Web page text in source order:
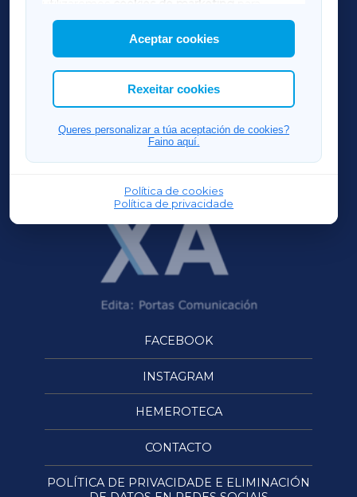
utilizaremos
cookies de marketing
mostrar publicidade de terceiros.
Así mesmo, podes personalizar a elección das
cookies que desexas permitir.
Aceptar cookies
Rexeitar cookies
Queres personalizar a túa aceptación de cookies?
Faino aquí.
Política de cookies
Política de privacidade
RIBEIRASACRAXA
ACORUÑAXA
FERROLXA
OURENSEXA
FACEBOOK
INSTAGRAM
HEMEROTECA
CONTACTO
POLÍTICA DE PRIVACIDADE E ELIMINACIÓN